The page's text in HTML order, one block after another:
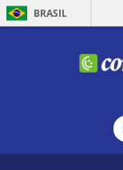
BRASIL